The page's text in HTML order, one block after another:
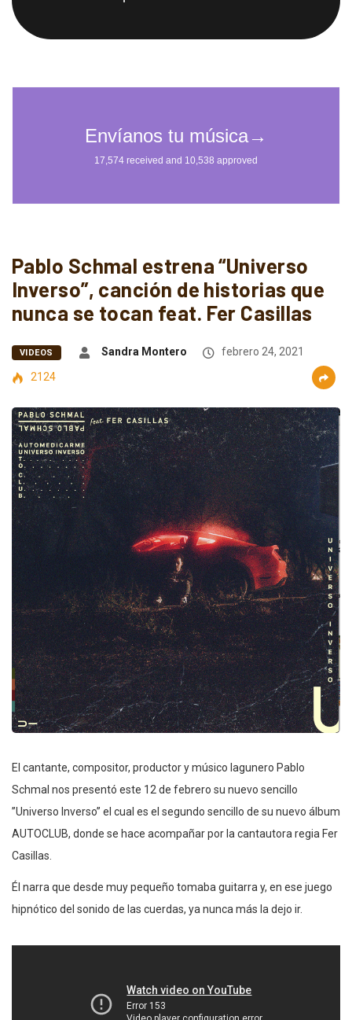
Pablo Schmal estrena “Universo
Inverso”, canción de historias que
nunca se tocan feat. Fer Casillas
VIDEOS Sandra Montero
febrero 24, 2021
2124
El cantante, compositor, productor y músico lagunero Pablo
Schmal nos presentó este 12 de febrero su nuevo sencillo
”Universo Inverso” el cual es el segundo sencillo de su nuevo álbum
AUTOCLUB, donde se hace acompañar por la cantautora regia Fer
Casillas.
Él narra que desde muy pequeño tomaba guitarra y, en ese juego
hipnótico del sonido de las cuerdas, ya nunca más la dejo ir.